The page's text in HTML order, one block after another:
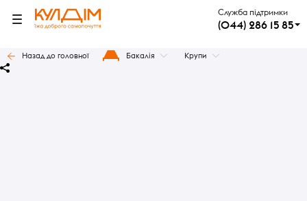
Служба підтримки
(044) 286 15 85
Назад до головної Бакалія Крупи